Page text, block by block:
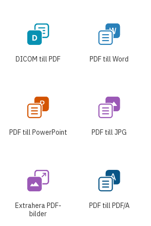
DICOM till PDF PDF till Word
PDF till PowerPoint PDF till JPG
Extrahera PDF-
bilder
PDF till PDF/A